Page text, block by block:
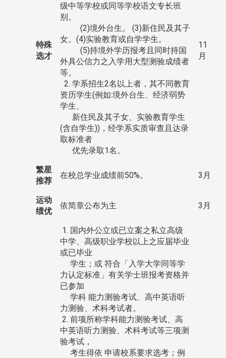
特殊
选才
级中等学校或同等学校语文专长班
别。
(2)境外台生。 (3)新住民及其子
女。(4)实验教育或自学学生。
(5)持境外学历报考且同时持国
外具公信力之入学用大型测验成绩者
等。
2. 学系招生2名以上者，其不同教育
资历学生(例如:境外台生、经济弱势
学生、
新住民及其子女、实验教育学生
(含自学生))，经学系实质审查且达录
取标准者
优先录取1名。
11
月
繁星
推荐
在校总学业成绩前50%。 3月
运动
绩优
依简章公布为主 3月
1. 国内外公立或已立案之私立高级
中学、高级职业学校以上之应届毕业
或已毕业
学生；或 符合「入学大学同等学
力认定标准」有关学士班报考资格并
已参加
学科 能力测验考试、高中英语听
力测验、术科考试者。
2. 前项所称学科能力测验考试、高
中英语听力测验、术科考试等三项测
验考试，
考生得依 申请校系要求选考；例